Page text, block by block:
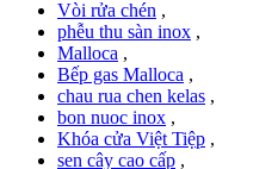
Vòi rửa chén ,
phễu thu sàn inox ,
Malloca ,
Bếp gas Malloca ,
chau rua chen kelas ,
bon nuoc inox ,
Khóa cửa Việt Tiệp ,
sen cây cao cấp ,